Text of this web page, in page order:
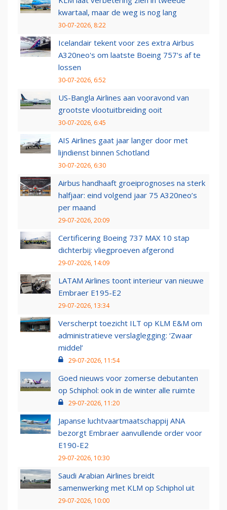
kwartaal, maar de weg is nog lang
30-07-2026, 8:22
Icelandair tekent voor zes extra Airbus
A320neo's om laatste Boeing 757's af te
lossen
30-07-2026, 6:52
US-Bangla Airlines aan vooravond van
grootste vlootuitbreiding ooit
30-07-2026, 6:45
AIS Airlines gaat jaar langer door met
lijndienst binnen Schotland
30-07-2026, 6:30
Airbus handhaaft groeiprognoses na sterk
halfjaar: eind volgend jaar 75 A320neo’s
per maand
29-07-2026, 20:09
Certificering Boeing 737 MAX 10 stap
dichterbij: vliegproeven afgerond
29-07-2026, 14:09
LATAM Airlines toont interieur van nieuwe
Embraer E195-E2
29-07-2026, 13:34
Verscherpt toezicht ILT op KLM E&M om
administratieve verslaglegging: ‘Zwaar
middel’
29-07-2026, 11:54
Goed nieuws voor zomerse debutanten
op Schiphol: ook in de winter alle ruimte
29-07-2026, 11:20
Japanse luchtvaartmaatschappij ANA
bezorgt Embraer aanvullende order voor
E190-E2
29-07-2026, 10:30
Saudi Arabian Airlines breidt
samenwerking met KLM op Schiphol uit
29-07-2026, 10:00